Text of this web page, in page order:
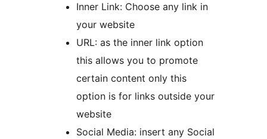
Inner Link: Choose any link in
your website
URL: as the inner link option
this allows you to promote
certain content only this
option is for links outside your
website
Social Media: insert any Social